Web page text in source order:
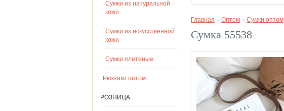
Сумки из натуральной
кожи
Сумки из искусственной
кожи
Сумки плетеные
Рюкзаки оптом
РОЗНИЦА
Главная » Оптом » Сумки оптом
Сумка 55538